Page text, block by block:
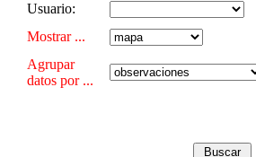
Usuario:
Mostrar ...
Agrupar
datos por ...